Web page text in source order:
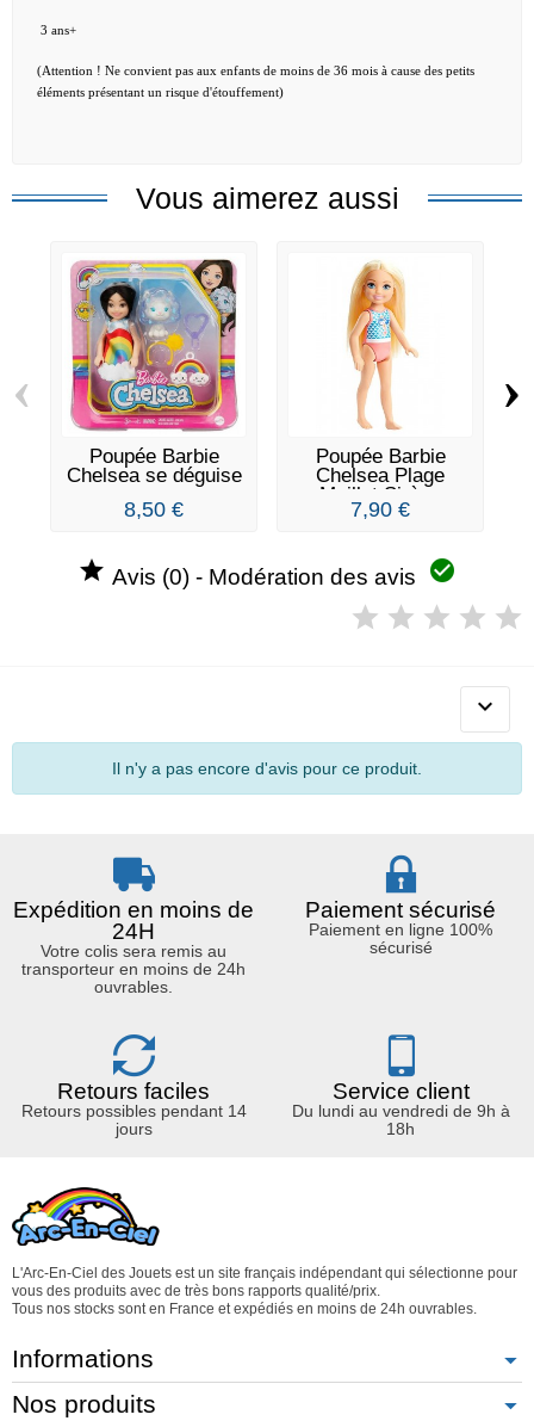
3 ans+
(Attention ! Ne convient pas aux enfants de moins de 36 mois à cause des petits
éléments présentant un risque d'étouffement)
Vous aimerez aussi
Poupée Barbie
Chelsea se déguise
8,50 €
Poupée Barbie
Chelsea Plage
Maillot Sirène
7,90 €
‹ ›
 Avis (0) - Modération des avis 

Il n'y a pas encore d'avis pour ce produit.
Expédition en moins de
24H
Votre colis sera remis au
transporteur en moins de 24h
ouvrables.
Paiement sécurisé
Paiement en ligne 100%
sécurisé
Retours faciles
Retours possibles pendant 14
jours
Service client
Du lundi au vendredi de 9h à
18h
L'Arc-En-Ciel des Jouets est un site français indépendant qui sélectionne pour
vous des produits avec de très bons rapports qualité/prix.
Tous nos stocks sont en France et expédiés en moins de 24h ouvrables.
Informations
Nos produits